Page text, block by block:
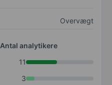
Overvægt
Antal analytikere
11
3